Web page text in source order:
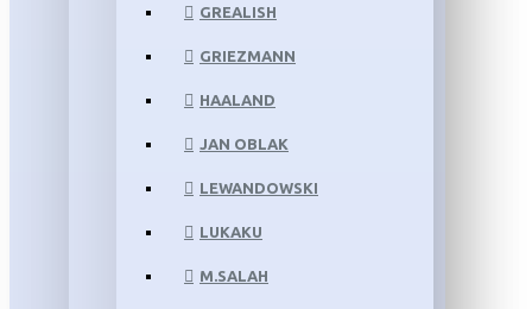
GREALISH
GRIEZMANN
HAALAND
JAN OBLAK
LEWANDOWSKI
LUKAKU
M.SALAH